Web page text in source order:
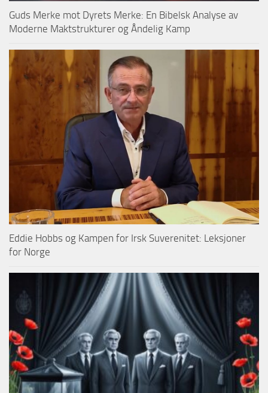
Guds Merke mot Dyrets Merke: En Bibelsk Analyse av
Moderne Maktstrukturer og Åndelig Kamp
Eddie Hobbs og Kampen for Irsk Suverenitet: Leksjoner
for Norge